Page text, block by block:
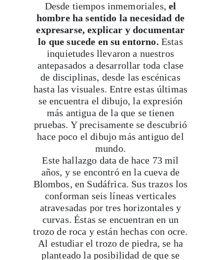
Desde tiempos inmemoriales,el
hombre ha sentido la necesidad de
expresarse, explicar y documentar
lo que sucede en su entorno. Estas
inquietudes llevaron a nuestros
antepasados a desarrollar toda clase
de disciplinas, desde las escénicas
hasta las visuales. Entre estas últimas
se encuentra el dibujo, la expresión
más antigua de la que se tienen
pruebas. Y precisamente se descubrió
hace poco el dibujo más antiguo del
mundo.
Este hallazgo data de hace 73 mil
años, y se encontró en la cueva de
Blombos, en Sudáfrica. Sus trazos los
conforman seis líneas verticales
atravesadas por tres horizontales y
curvas. Éstas se encuentran en un
trozo de roca y están hechas con ocre.
Al estudiar el trozo de piedra, se ha
planteado la posibilidad de que se